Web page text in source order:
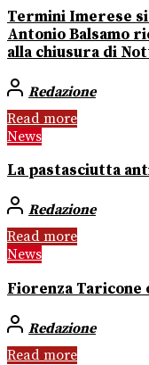
Termini Imerese
Antonio Balsamo
alla chiusura di
Redazione
Read more
News
La pastasciutta
Redazione
Read more
News
Fiorenza Taricone
Redazione
Read more